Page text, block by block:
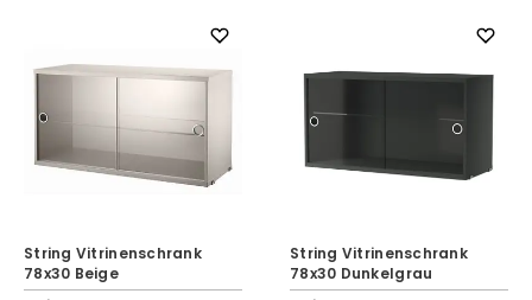
String Vitrinenschrank
78x30 Beige
String Vitrinenschrank
78x30 Dunkelgrau